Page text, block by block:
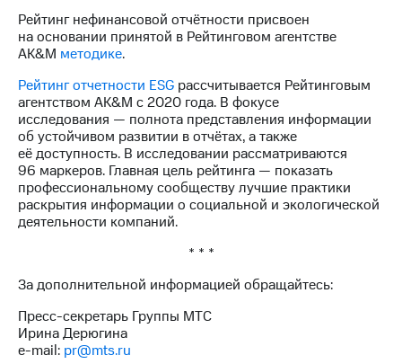
Рейтинг нефинансовой отчётности присвоен
на основании принятой в Рейтинговом агентстве
AK&M методике.
Рейтинг отчетности ESG рассчитывается Рейтинговым
агентством AK&M с 2020 года. В фокусе
исследования — полнота представления информации
об устойчивом развитии в отчётах, а также
её доступность. В исследовании рассматриваются
96 маркеров. Главная цель рейтинга — показать
профессиональному сообществу лучшие практики
раскрытия информации о социальной и экологической
деятельности компаний.
* * *
За дополнительной информацией обращайтесь:
Пресс-секретарь Группы МТС
Ирина Дерюгина
e-mail: pr@mts.ru